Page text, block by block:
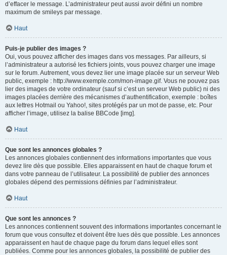
d’effacer le message. L’administrateur peut aussi avoir défini un nombre
maximum de smileys par message.
Haut
Puis-je publier des images ?
Oui, vous pouvez afficher des images dans vos messages. Par ailleurs, si
l’administrateur a autorisé les fichiers joints, vous pouvez charger une image
sur le forum. Autrement, vous devez lier une image placée sur un serveur Web
public, exemple : http://www.exemple.com/mon-image.gif. Vous ne pouvez pas
lier des images de votre ordinateur (sauf si c’est un serveur Web public) ni des
images placées derrière des mécanismes d’authentification, exemple : boîtes
aux lettres Hotmail ou Yahoo!, sites protégés par un mot de passe, etc. Pour
afficher l’image, utilisez la balise BBCode [img].
Haut
Que sont les annonces globales ?
Les annonces globales contiennent des informations importantes que vous
devez lire dès que possible. Elles apparaissent en haut de chaque forum et
dans votre panneau de l’utilisateur. La possibilité de publier des annonces
globales dépend des permissions définies par l’administrateur.
Haut
Que sont les annonces ?
Les annonces contiennent souvent des informations importantes concernant le
forum que vous consultez et doivent être lues dès que possible. Les annonces
apparaissent en haut de chaque page du forum dans lequel elles sont
publiées. Comme pour les annonces globales, la possibilité de publier des